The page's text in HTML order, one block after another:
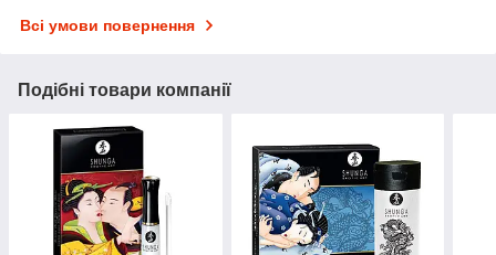
Всі умови повернення
Подібні товари компанії